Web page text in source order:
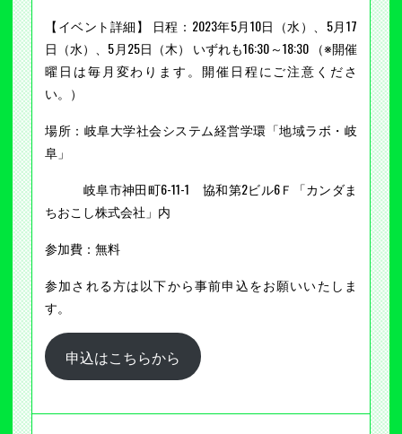
【イベント詳細】 日程：2023年5月10日（水）、5月17
日（水）、5月25日（木） いずれも16:30～18:30 （※開催
曜日は毎月変わります。開催日程にご注意くださ
い。）
場所：岐阜大学社会システム経営学環「地域ラボ・岐
阜」
岐阜市神田町6-11-1 協和第2ビル6Ｆ「カンダま
ちおこし株式会社」内
参加費：無料
参加される方は以下から事前申込をお願いいたしま
す。
申込はこちらから